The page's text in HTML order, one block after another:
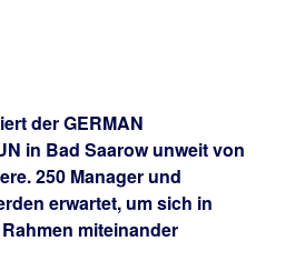
der GERMAN
in Bad Saarow unweit von
250 Manager und
erwartet, um sich in
miteinander